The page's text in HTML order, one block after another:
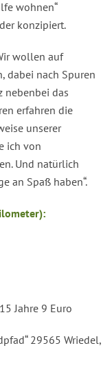
wohnen“
konzipiert.
wollen auf
dabei nach Spuren
nebenbei das
erfahren die
unserer
ich von
Und natürlich
an Spaß haben“.
Jahre 9 Euro
29565 Wriedel,